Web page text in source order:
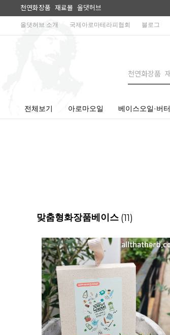
천연화장품 재료몰 올댓허브
올댓허브 소개 국제아로마테라피협회 블로그
전체보기 아로마오일 베이스오일·버터
맞춤형화장품베이스 (11)